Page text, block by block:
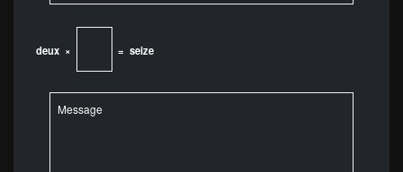
deux × = seize